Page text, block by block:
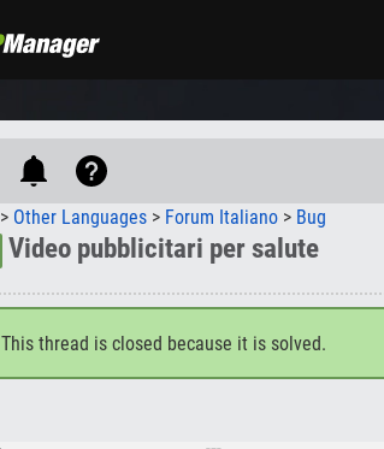
> Other Languages > Forum Italiano > Bug
Video pubblicitari per salute
This thread is closed because it is solved.